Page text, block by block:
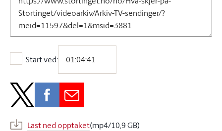
Start ved:
Start ved:
Last ned opptaket(mp4/10,9 GB)